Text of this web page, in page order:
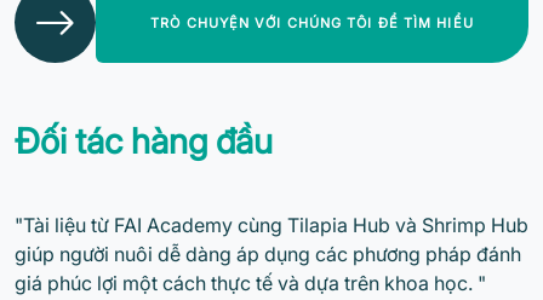
TRÒ CHUYỆN VỚI CHÚNG TÔI ĐỂ TÌM HIỂU
Đối tác hàng đầu
"Tài liệu từ FAI Academy cùng Tilapia Hub và Shrimp Hub
giúp người nuôi dễ dàng áp dụng các phương pháp đánh
giá phúc lợi một cách thực tế và dựa trên khoa học. "